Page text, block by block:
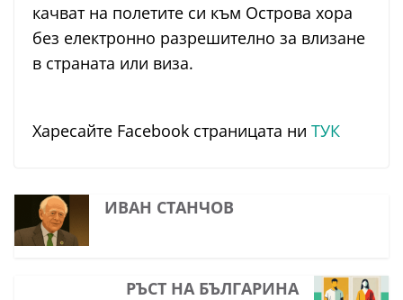
качват на полетите си към Острова хора
без електронно разрешително за влизане
в страната или виза.
Харесайте Facebook страницата ни ТУК
ИВАН СТАНЧОВ
РЪСТ НА БЪЛГАРИНА